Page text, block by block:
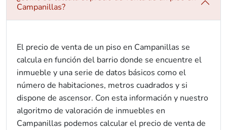
Campanillas?
El precio de venta de un piso en Campanillas se
calcula en función del barrio donde se encuentre el
inmueble y una serie de datos básicos como el
número de habitaciones, metros cuadrados y si
dispone de ascensor. Con esta información y nuestro
algoritmo de valoración de inmuebles en
Campanillas podemos calcular el precio de venta de